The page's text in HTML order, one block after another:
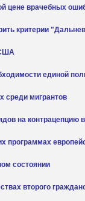
цене врачебных
критерии
единой
среди мигрантов
на контрацепцию
программах
состоянии
второго